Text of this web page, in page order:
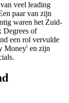
veel leading
paar van zijn
waren het Zuid-
Degrees of
een rol vervulde
Money' en zijn